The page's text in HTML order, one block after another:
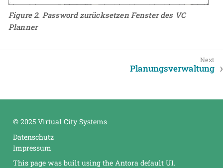
Figure 2. Password zurücksetzen Fenster des VC
Planner
Planungsverwaltung
© 2025 Virtual City Systems
Datenschutz
Impressum
This page was built using the Antora default UI.